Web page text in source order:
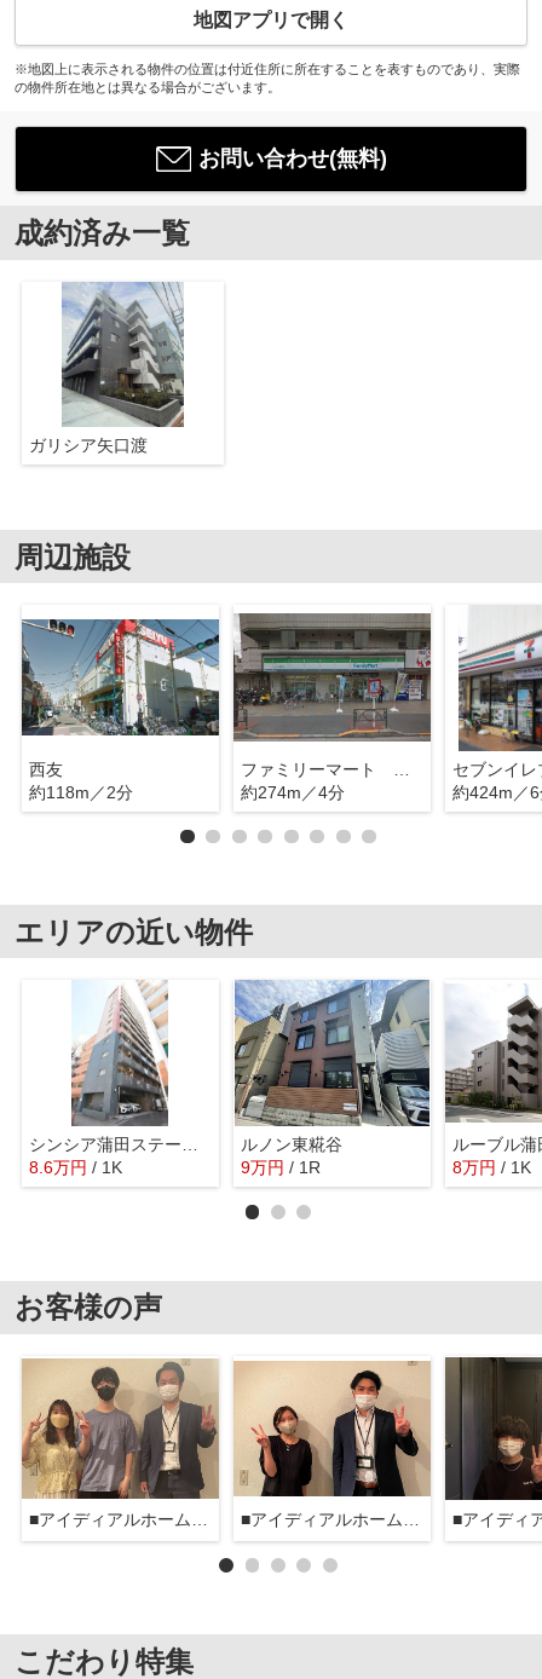
地図アプリで開く
※地図上に表示される物件の位置は付近住所に所在することを表すものであり、実際
の物件所在地とは異なる場合がございます。
お問い合わせ(無料)
成約済み一覧
ガリシア矢口渡
周辺施設
西友
約118m／2分
約274m／4分
約424m／
エリアの近い物件
8.6万円 / 1K
ルノン東糀谷
9万円 / 1R
ルーブル
8万円 / 1K
お客様の声
■アイディアルホーム大森本店■ ■アイディアルホーム大森本店■
こだわり特集